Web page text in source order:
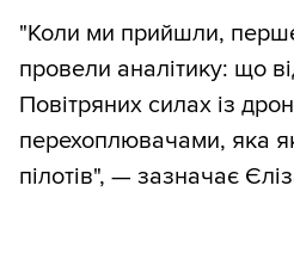
"Коли ми прийшли,
провели аналітику: що
Повітряних силах із
перехоплювачами, яка
пілотів", — зазначає